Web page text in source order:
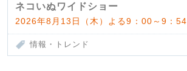
ネコいぬワイドショー
2026年8月13日（木）よる9：00～9：54
情報・トレンド